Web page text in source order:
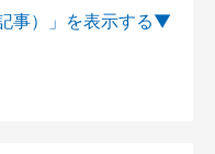
事）」を